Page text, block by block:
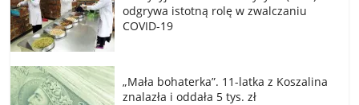
odgrywa istotną rolę w zwalczaniu
COVID-19
„Mała bohaterka”. 11-latka z Koszalina
znalazła i oddała 5 tys. zł